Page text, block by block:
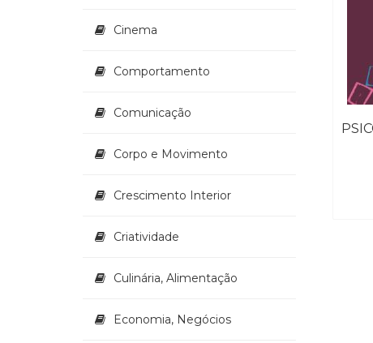
Cinema
Comportamento
Comunicação
Corpo e Movimento
Crescimento Interior
Criatividade
Culinária, Alimentação
Economia, Negócios